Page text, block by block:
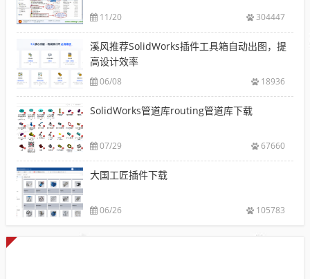
11/20 304447
溪风推荐SolidWorks插件工具箱自动出图，提
高设计效率
06/08 18936
SolidWorks管道库routing管道库下载
07/29 67660
大国工匠插件下载
06/26 105783